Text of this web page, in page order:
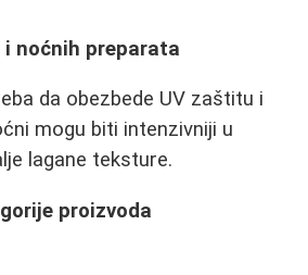
i noćnih preparata
da obezbede UV zaštitu i
mogu biti intenzivniji u
lagane teksture.
proizvoda